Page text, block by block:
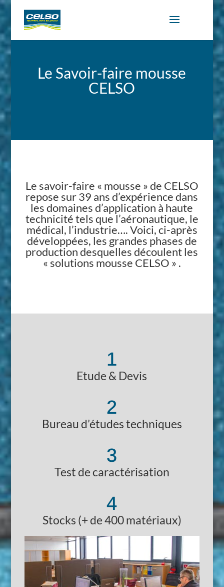
Le Savoir-faire mousse
CELSO
Le savoir-faire « mousse » de CELSO
repose sur 39 ans d’expérience dans
les domaines d’application à haute
technicité tels que l’aéronautique, le
médical, l’industrie…. Voici, ci-après
développées, les grandes phases de
production desquelles découlent les
« solutions mousse CELSO » .
1
Etude & Devis
2
Bureau d’études techniques
3
Test de caractérisation
4
Stocks (+ de 400 matériaux)